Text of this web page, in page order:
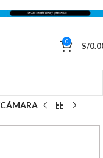
0 S/
CÁMARA